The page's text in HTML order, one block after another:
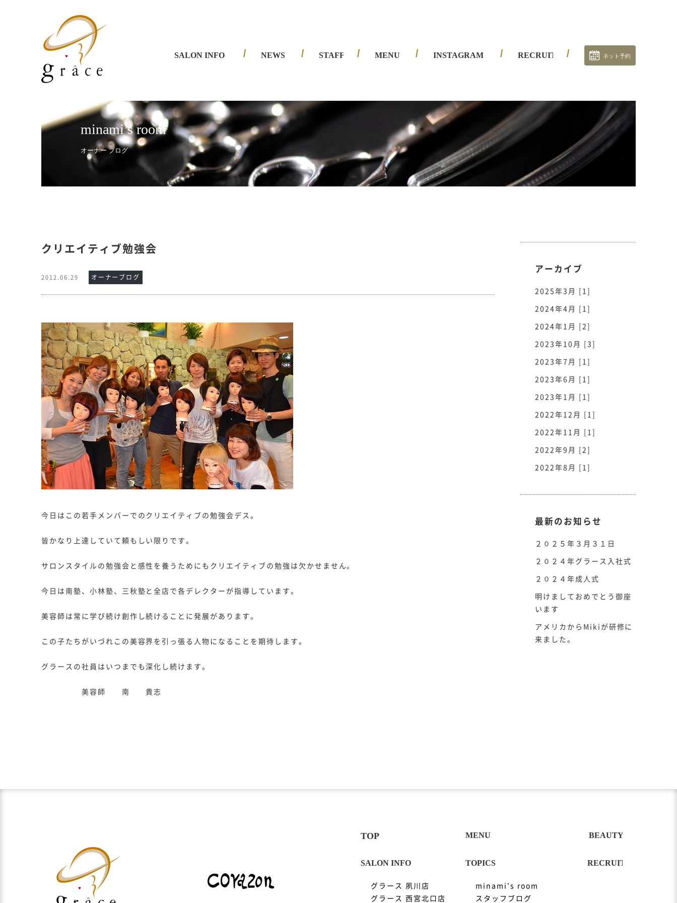
コラソン
クリエイティブ勉強会
2012.06.29 オーナーブログ
今日はこの若手メンバーでのクリエイティブの勉強会デス。
皆かなり上達していて頼もしい限りです。
サロンスタイルの勉強会と感性を養うためにもクリエイティブの勉強は欠かせません。
今日は南塾、小林塾、三秋塾と全店で各デレクターが指導しています。
美容師は常に学び続け創作し続けることに発展があります。
この子たちがいづれこの美容界を引っ張る人物になることを期待します。
グラースの社員はいつまでも深化し続けます。
美容師 南 貴志
アーカイブ
2025年3月 [1]
2024年4月 [1]
2024年1月 [2]
2023年10月 [3]
2023年7月 [1]
2023年6月 [1]
2023年1月 [1]
2022年12月 [1]
2022年11月 [1]
2022年9月 [2]
2022年8月 [1]
最新のお知らせ
２０２５年３月３１日
２０２４年グラース入社式
２０２４年成人式
明けましておめでとう御座
います
アメリカからMikiが研修に
来ました。
グラース 夙川店
グラース 西宮北口店
minami's room
スタッフブログ